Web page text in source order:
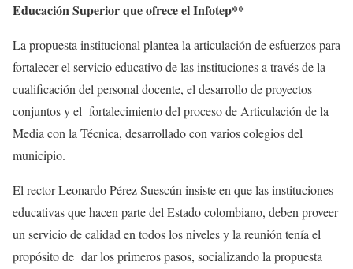
Educación Superior que ofrece el Infotep**
La propuesta institucional plantea la articulación de esfuerzos para
fortalecer el servicio educativo de las instituciones a través de la
cualificación del personal docente, el desarrollo de proyectos
conjuntos y el fortalecimiento del proceso de Articulación de la
Media con la Técnica, desarrollado con varios colegios del
municipio.
El rector Leonardo Pérez Suescún insiste en que las instituciones
educativas que hacen parte del Estado colombiano, deben proveer
un servicio de calidad en todos los niveles y la reunión tenía el
propósito de dar los primeros pasos, socializando la propuesta